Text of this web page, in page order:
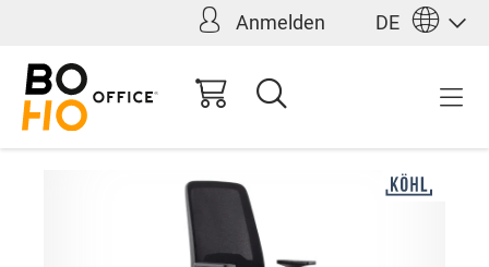
Anmelden DE
412,00 €*